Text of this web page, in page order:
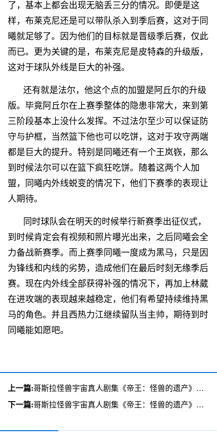
了，基本上都会出现无脑丢三分的情况。即便是这
样，布莱克尼还是可以带队杀入到季后赛，这对于同
曦就足够了。因为他们的目标就是晋级季后赛，仅此
而已。更为关键的是，布莱克尼是皮特森的升级版，
这对于球队外线是巨大的补强。
还有就是法尔，他这个点的加盟是阿丘尔的升级
版。毕竟阿丘尔在上赛季整体的隐患非常大，来到第
三阶段基本上没什么发挥。不过法尔至少可以保证防
守与护框，当然篮下他也可以吃饼，这对于攻守两端
都是巨大的提升。特别是同曦还有一个王岚嵚，那么
到时候法尔可以在篮下疯狂吃饼。随着这两个人加
盟，同曦内外线蜕变的情况下，他们下赛季的表现让
人期待。
同时球队会在明天的时候举行新赛季出征仪式，
到时候肯定会有视频和照片曝光出来，之后同曦会全
力备战新赛季。而上赛季同曦一度成为黑马，只是因
为锋线和内线的劣势，造成他们在最后时刻无缘季后
赛。现在内外线全部获得补强的情况下，再加上林葳
在进攻端的表现越来越稳定，他们有希望持续维持黑
马的角色。并且西热力江继续留队当主帅，期待到时
同曦能如愿吧。
上一篇:
哥斯拉怪兽宇宙真人剧集《帝王：怪兽的遗产》首曝预告，今年11月17日上线苹果流媒体
下一篇:
哥斯拉怪兽宇宙真人剧集《帝王：怪兽的遗产》首曝预告，今年11月17日上线苹果流媒体